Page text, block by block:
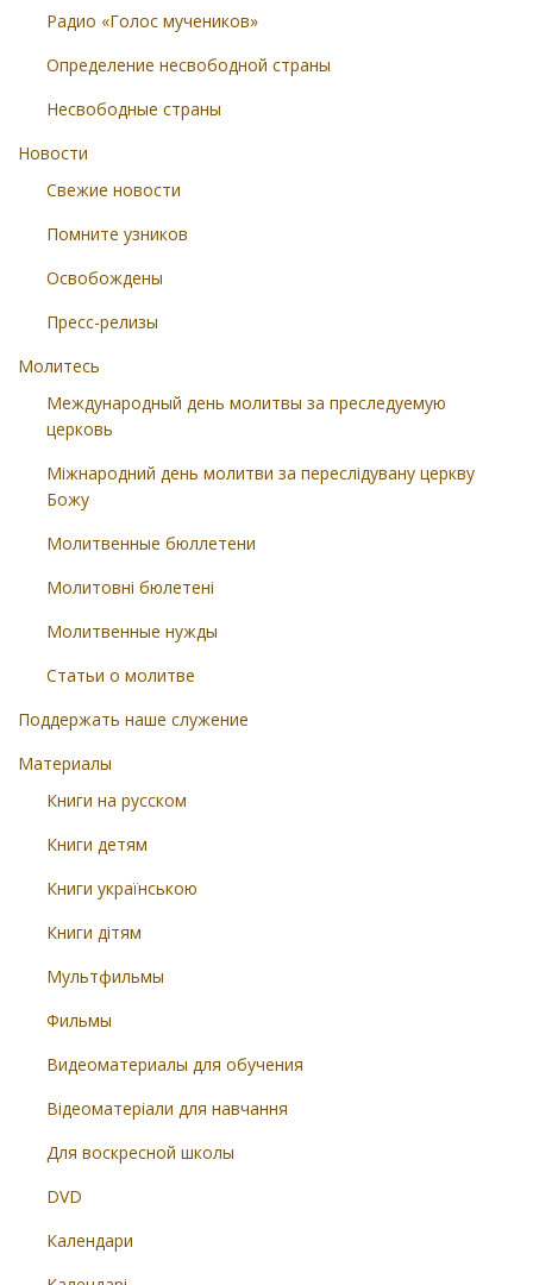
Радио «Голос мучеников»
Определение несвободной страны
Несвободные страны
Новости
Свежие новости
Помните узников
Освобождены
Пресс-релизы
Молитесь
Международный день молитвы за преследуемую
церковь
Міжнародний день молитви за переслідувану церкву
Божу
Молитвенные бюллетени
Молитовні бюлетені
Молитвенные нужды
Статьи о молитве
Поддержать наше служение
Материалы
Книги на русском
Книги детям
Книги українською
Книги дітям
Мультфильмы
Фильмы
Видеоматериалы для обучения
Відеоматеріали для навчання
Для воскресной школы
DVD
Календари